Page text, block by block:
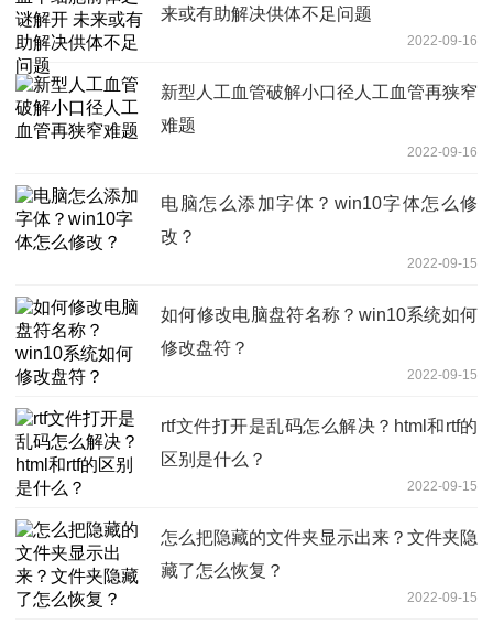
来或有助解决供体不足问题
2022-09-16
新型人工血管破解小口径人工血管再狭窄
难题
2022-09-16
电脑怎么添加字体？win10字体怎么修
改？
2022-09-15
如何修改电脑盘符名称？win10系统如何
修改盘符？
2022-09-15
rtf文件打开是乱码怎么解决？html和rtf的
区别是什么？
2022-09-15
怎么把隐藏的文件夹显示出来？文件夹隐
藏了怎么恢复？
2022-09-15